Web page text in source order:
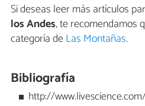
Si deseas leer más artículos
los Andes, te recomendamos
categoría deLas Montañas.
Bibliografía
http://